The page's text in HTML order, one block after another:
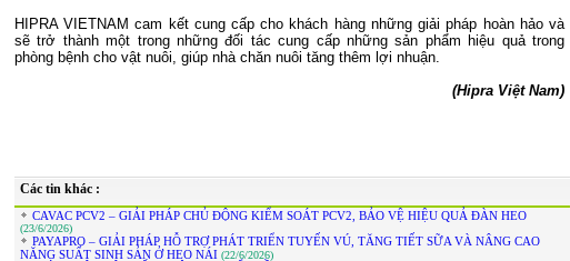
HIPRA VIETNAM cam kết cung cấp cho khách hàng những giải pháp hoàn hảo và
sẽ trở thành một trong những đối tác cung cấp những sản phẩm hiệu quả trong
phòng bệnh cho vật nuôi, giúp nhà chăn nuôi tăng thêm lợi nhuận.
(Hipra Việt Nam)
Các tin khác :
CAVAC PCV2 – GIẢI PHÁP CHỦ ĐỘNG KIỂM SOÁT PCV2, BẢO VỆ HIỆU QUẢ ĐÀN HEO
(23/6/2026)
PAYAPRO – GIẢI PHÁP HỖ TRỢ PHÁT TRIỂN TUYẾN VÚ, TĂNG TIẾT SỮA VÀ NÂNG CAO
NĂNG SUẤT SINH SẢN Ở HEO NÁI (22/6/2026)